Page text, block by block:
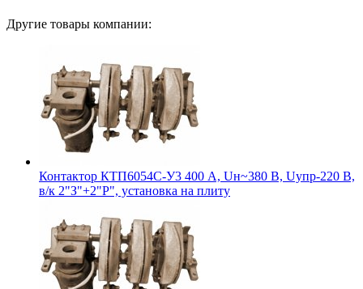
Другие товары компании:
Контактор КТП6054С-У3 400 А, Uн~380 В, Uупр-220 В,
в/к 2"З"+2"Р", установка на плиту